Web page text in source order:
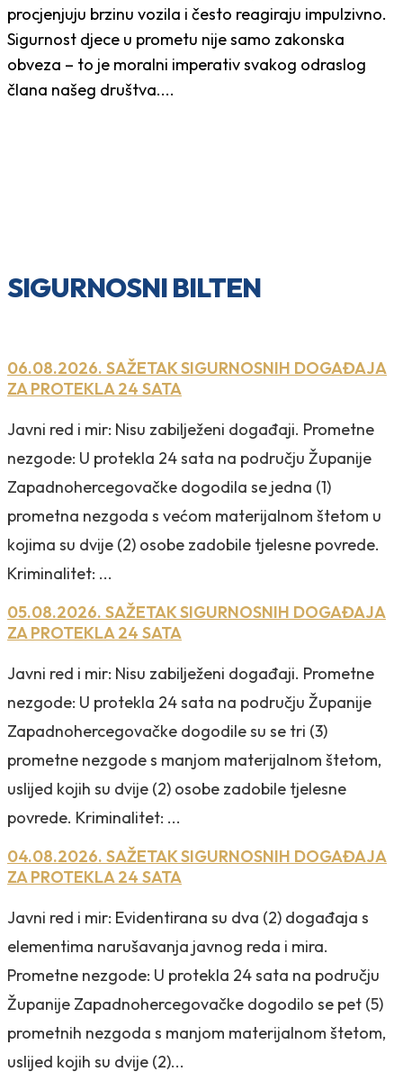
procjenjuju brzinu vozila i često reagiraju impulzivno.
Sigurnost djece u prometu nije samo zakonska
obveza – to je moralni imperativ svakog odraslog
člana našeg društva....
SIGURNOSNI BILTEN
06.08.2026. SAŽETAK SIGURNOSNIH DOGAĐAJA
ZA PROTEKLA 24 SATA
Javni red i mir: Nisu zabilježeni događaji. Prometne
nezgode: U protekla 24 sata na području Županije
Zapadnohercegovačke dogodila se jedna (1)
prometna nezgoda s većom materijalnom štetom u
kojima su dvije (2) osobe zadobile tjelesne povrede.
Kriminalitet: ...
05.08.2026. SAŽETAK SIGURNOSNIH DOGAĐAJA
ZA PROTEKLA 24 SATA
Javni red i mir: Nisu zabilježeni događaji. Prometne
nezgode: U protekla 24 sata na području Županije
Zapadnohercegovačke dogodile su se tri (3)
prometne nezgode s manjom materijalnom štetom,
uslijed kojih su dvije (2) osobe zadobile tjelesne
povrede. Kriminalitet: ...
04.08.2026. SAŽETAK SIGURNOSNIH DOGAĐAJA
ZA PROTEKLA 24 SATA
Javni red i mir: Evidentirana su dva (2) događaja s
elementima narušavanja javnog reda i mira.
Prometne nezgode: U protekla 24 sata na području
Županije Zapadnohercegovačke dogodilo se pet (5)
prometnih nezgoda s manjom materijalnom štetom,
uslijed kojih su dvije (2)...